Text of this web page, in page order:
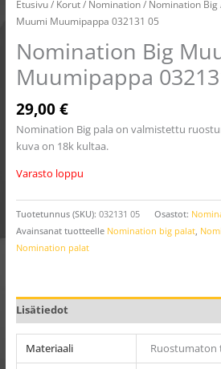
Etusivu/ Korut/ Nomination/ Nomination Big
Muumi Muumipappa 032131 05
Nomination Big
Muumipappa
29,00€
Nomination Big pala on valmistettu
kuva on 18k kultaa.
Varasto loppu
Tuotetunnus (SKU): 032131 05 Osastot:
Avainsanat tuotteelle Nomination big palat,
Nomination palat
Lisätiedot
Materiaali
Ruostumaton